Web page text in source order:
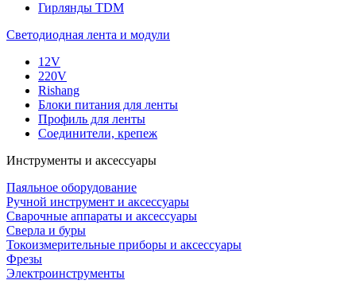
Гирлянды TDM
Светодиодная лента и модули
12V
220V
Rishang
Блоки питания для ленты
Профиль для ленты
Соединители, крепеж
Инструменты и аксессуары
Паяльное оборудование
Ручной инструмент и аксессуары
Сварочные аппараты и аксессуары
Сверла и буры
Токоизмерительные приборы и аксессуары
Фрезы
Электроинструменты